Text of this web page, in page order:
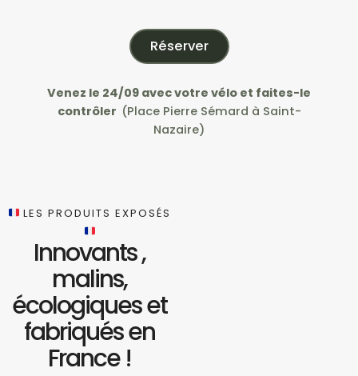
Réserver
Venez le 24/09 avec votre vélo et faites-le
contrôler (Place Pierre Sémard à Saint-
Nazaire)
LES PRODUITS EXPOSÉS
Innovants ,
malins,
écologiques et
fabriqués en
France !